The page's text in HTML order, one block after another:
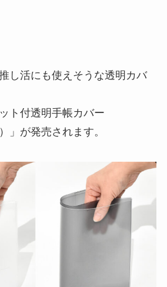
し活にも使えそうな透明カバ
ト付透明手帳カバー
」が発売されます。